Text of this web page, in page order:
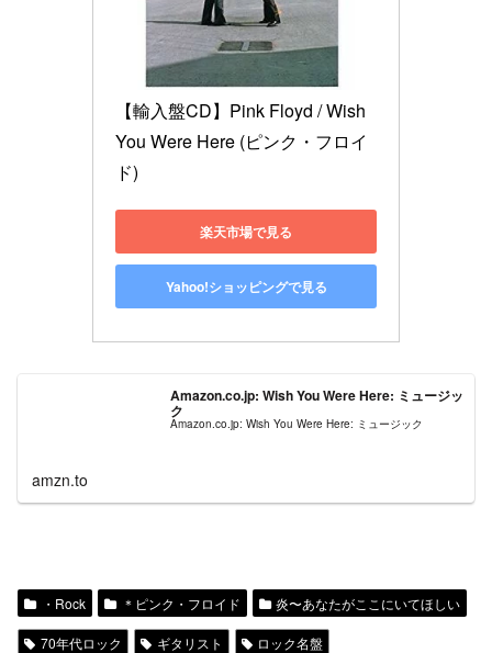
【輸入盤CD】Pink Floyd / Wish
You Were Here (ピンク・フロイ
ド)
楽天市場で見る
Yahoo!ショッピングで見る
Amazon.co.jp: Wish You Were Here: ミュージッ
ク
Amazon.co.jp: Wish You Were Here: ミュージック
amzn.to
・Rock ＊ピンク・フロイド 炎〜あなたがここにいてほしい
70年代ロック ギタリスト ロック名盤